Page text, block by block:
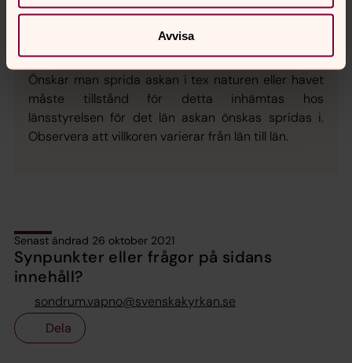
Avvisa
spridning av aska
Önskar man sprida askan i tex naturen eller havet
måste tillstånd för detta inhämtas hos
länsstyrelsen för det län askan önskas spridas i.
Observera att villkoren varierar från län till län.
Senast ändrad 26 oktober 2021
Synpunkter eller frågor på sidans
innehåll?
sondrum.vapno@svenskakyrkan.se
Dela